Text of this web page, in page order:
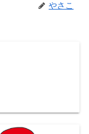
やさこ